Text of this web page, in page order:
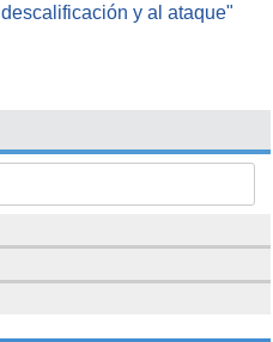
descalificación y al ataque"